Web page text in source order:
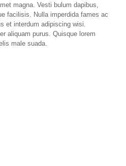
magna. Vesti bulum dapibus,
facilisis. Nulla imperdida fames ac
et interdum adipiscing wisi.
aliquam purus. Quisque lorem
male suada.